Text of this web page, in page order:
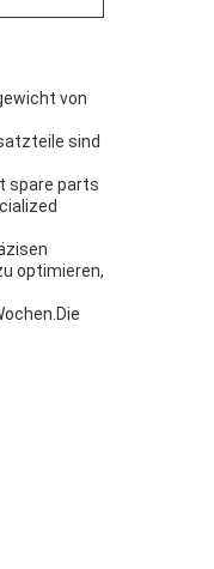
von
sind
spare parts
optimieren,